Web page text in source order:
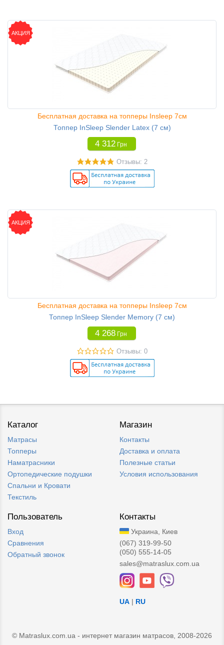
АКЦИЯ
Бесплатная доставка на топперы Insleep 7см
Топпер InSleep Slender Latex (7 см)
4 312 Грн
Отзывы: 2
АКЦИЯ
Бесплатная доставка на топперы Insleep 7см
Топпер InSleep Slender Memory (7 см)
4 268 Грн
Отзывы: 0
Каталог
Матрасы
Топперы
Наматрасники
Ортопедические подушки
Спальни и Кровати
Текстиль
Магазин
Контакты
Доставка и оплата
Полезные статьи
Условия использования
Пользователь
Вход
Сравнения
Обратный звонок
Контакты
Украина, Киев
(067) 319-99-50
(050) 555-14-05
sales@matraslux.com.ua
UA | RU
© Matraslux.com.ua - интернет магазин матрасов, 2008-2026